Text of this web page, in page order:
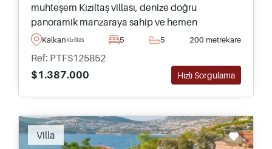
muhteşem Kızıltaş villası, denize doğru
panoramik manzaraya sahip ve hemen
taşınmaya hazırdır. Bu mülk tamamen
KalkanKiziltas 5 5 200 metrekare
Ref: PTFS125852
$1.387.000
Hızlı Sorgulama
Villa